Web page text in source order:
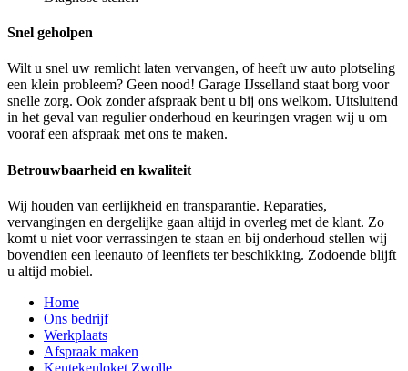
Snel geholpen
Wilt u snel uw remlicht laten vervangen, of heeft uw auto plotseling
een klein probleem? Geen nood! Garage IJsselland staat borg voor
snelle zorg. Ook zonder afspraak bent u bij ons welkom. Uitsluitend
in het geval van regulier onderhoud en keuringen vragen wij u om
vooraf een afspraak met ons te maken.
Betrouwbaarheid en kwaliteit
Wij houden van eerlijkheid en transparantie. Reparaties,
vervangingen en dergelijke gaan altijd in overleg met de klant. Zo
komt u niet voor verrassingen te staan en bij onderhoud stellen wij
bovendien een leenauto of leenfiets ter beschikking. Zodoende blijft
u altijd mobiel.
Home
Ons bedrijf
Werkplaats
Afspraak maken
Kentekenloket Zwolle